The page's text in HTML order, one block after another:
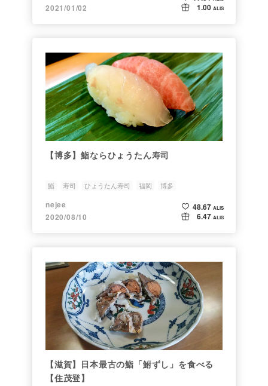
2021/01/02
1.00 ALIS
【博多】鮨ならひょうたん寿司
鮨 寿司 ひょうたん寿司 福岡 博多
nejee
2020/08/10
48.67 ALIS
6.47 ALIS
【滋賀】日本最古の鮨「鮒ずし」を食べる
【住茂登】